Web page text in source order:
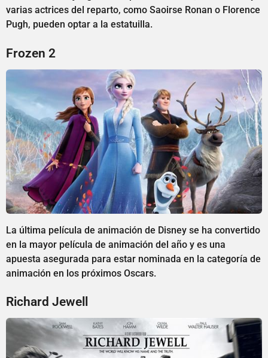
varias actrices del reparto, como Saoirse Ronan o Florence
Pugh, pueden optar a la estatuilla.
Frozen 2
La última película de animación de Disney se ha convertido
en la mayor película de animación del año y es una
apuesta asegurada para estar nominada en la categoría de
animación en los próximos Oscars.
Richard Jewell